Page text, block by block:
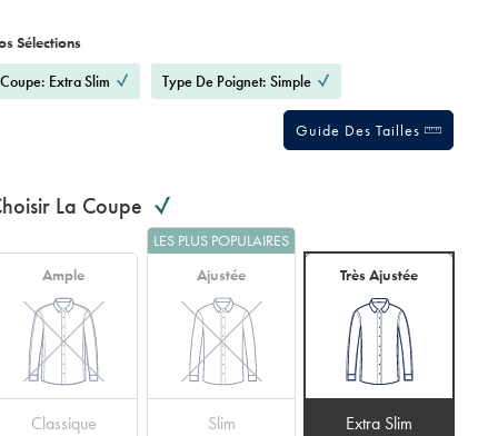
Sélections
Coupe: Extra Slim
Type De Poignet: Simple
Guide Des Tailles
La Coupe
Ample
Classique
LES PLUS POPULAIRES
Ajustée
Slim
Très Ajustée
Extra Slim